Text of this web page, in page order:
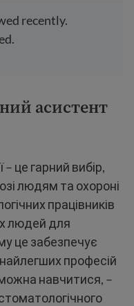
recently.
асистент
– це гарний вибір,
людям та охороні
працівників
людей для
це забезпечує
професій
можна навчитися, –